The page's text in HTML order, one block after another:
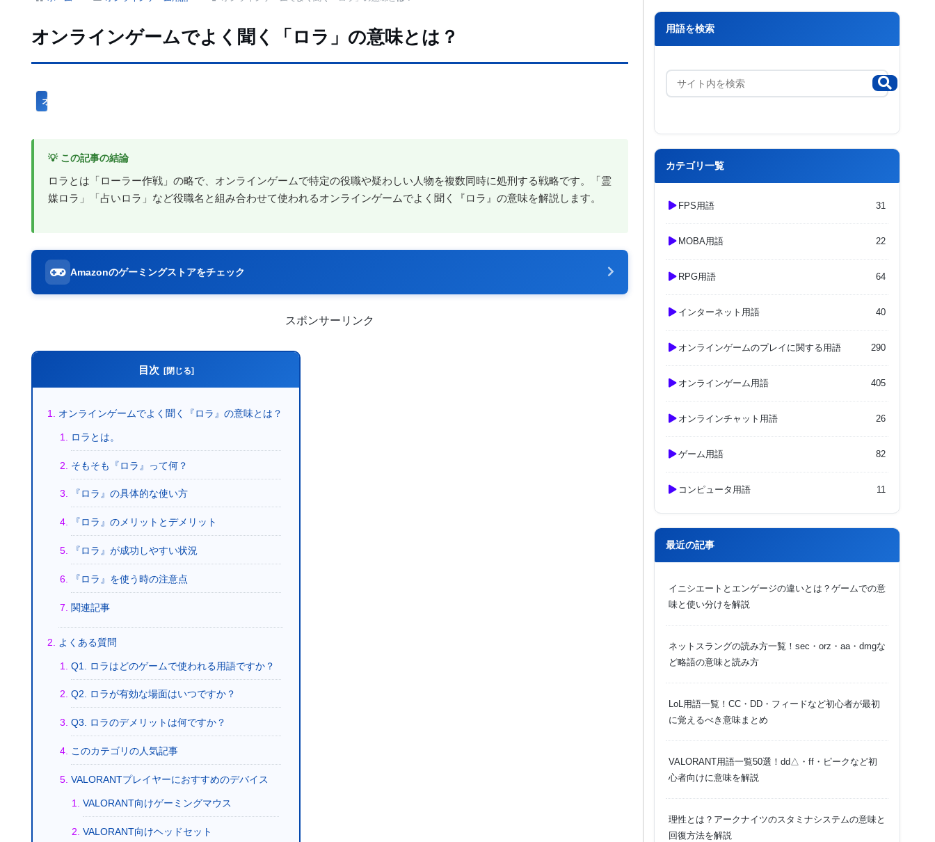
オンラインゲームでよく聞く「ロラ」の意味とは？
オンラインゲーム用語
💡 この記事の結論
ロラとは「ローラー作戦」の略で、オンラインゲームで特定の役職や疑わしい人物を複数同時に処刑する戦略です。「霊
媒ロラ」「占いロラ」など役職名と組み合わせて使われるオンラインゲームでよく聞く『ロラ』の意味を解説します。
Amazonのゲーミングストアをチェック
スポンサーリンク
目次
オンラインゲームでよく聞く『ロラ』の意味とは？
ロラとは。
そもそも『ロラ』って何？
『ロラ』の具体的な使い方
『ロラ』のメリットとデメリット
『ロラ』が成功しやすい状況
『ロラ』を使う時の注意点
関連記事
よくある質問
Q1. ロラはどのゲームで使われる用語ですか？
Q2. ロラが有効な場面はいつですか？
Q3. ロラのデメリットは何ですか？
このカテゴリの人気記事
VALORANTプレイヤーにおすすめのデバイス
VALORANT向けゲーミングマウス
VALORANT向けヘッドセット
用語を検索
カテゴリ一覧
FPS用語 31
MOBA用語 22
RPG用語 64
インターネット用語 40
オンラインゲームのプレイに関する用語 290
オンラインゲーム用語 405
オンラインチャット用語 26
ゲーム用語 82
コンピュータ用語 11
最近の記事
イニシエートとエンゲージの違いとは？ゲームでの意
味と使い分けを解説
ネットスラングの読み方一覧！sec・orz・aa・dmgな
ど略語の意味と読み方
LoL用語一覧！CC・DD・フィードなど初心者が最初
に覚えるべき意味まとめ
VALORANT用語一覧50選！dd△・ff・ピークなど初
心者向けに意味を解説
理性とは？アークナイツのスタミナシステムの意味と
回復方法を解説